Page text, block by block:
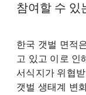
참여할 수 있
한국 갯벌 면적
고 있고 이로 인
서식지가 위협
갯벌 생태계 변